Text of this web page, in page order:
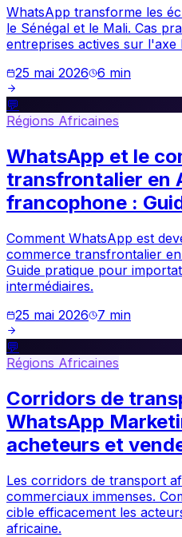
WhatsApp transforme les
le Sénégal et le Mali. Cas
entreprises actives sur l'axe
25 mai 2026 6 min
💬
Régions Africaines
WhatsApp et le
transfrontalier en
francophone :
Comment WhatsApp est
commerce transfrontalier
Guide pratique pour
intermédiaires.
25 mai 2026
7 min
💬
Régions Africaines
Corridors de
WhatsApp
acheteurs et
Les corridors de transport
commerciaux immenses.
cible efficacement les
africaine.